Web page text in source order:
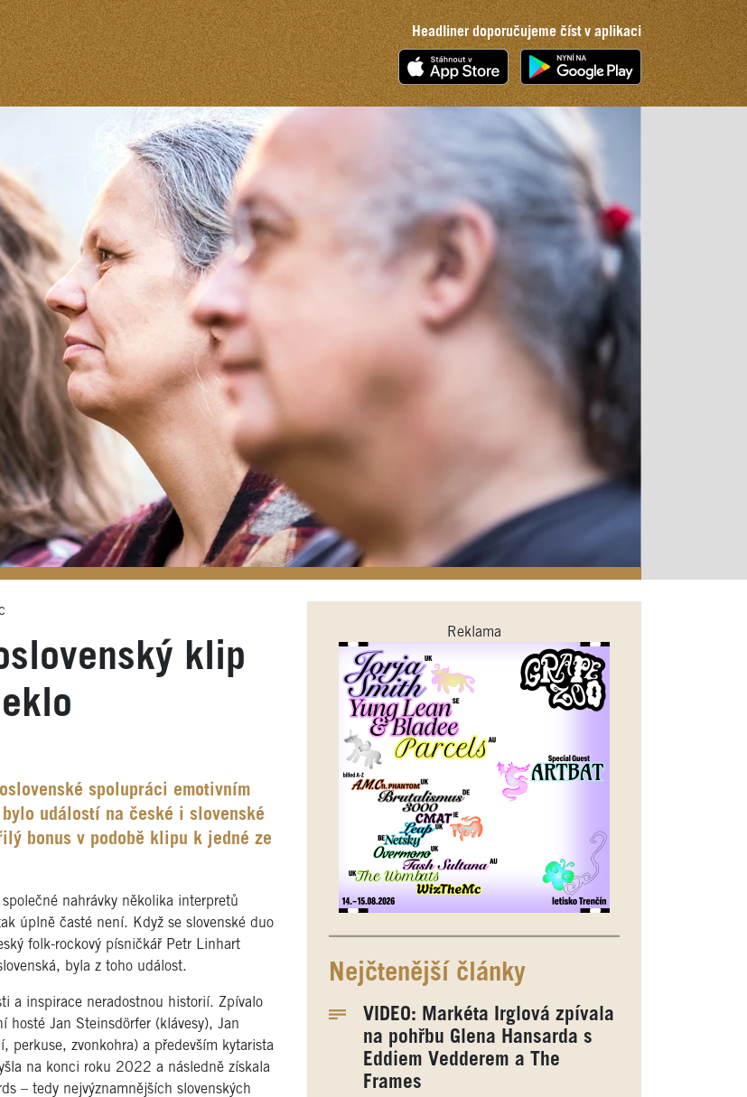
Headliner doporučujeme číst v aplikaci
klip
spolupráci emotivním
událostí na české i slovenské
bonus v podobě klipu k jedné ze
nahrávky několika interpretů
úplně časté není. Když se slovenské duo
folk-rockový písničkář Petr Linhart
byla z toho událost.
a inspirace neradostnou historií. Zpívalo
Jan Steinsdörfer (klávesy), Jan
perkuse, zvonkohra) a především kytarista
na konci roku 2022 a následně získala
– tedy nejvýznamnějších slovenských
Reklama
Nejčtenější články
VIDEO: Markéta Irglová zpívala
na pohřbu Glena Hansarda s
Eddiem Vedderem a The
Frames